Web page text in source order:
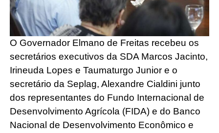
O Governador Elmano de Freitas recebeu os
secretários executivos da SDA Marcos Jacinto,
Irineuda Lopes e Taumaturgo Junior e o
secretário da Seplag, Alexandre Cialdini junto
dos representantes do Fundo Internacional de
Desenvolvimento Agrícola (FIDA) e do Banco
Nacional de Desenvolvimento Econômico e